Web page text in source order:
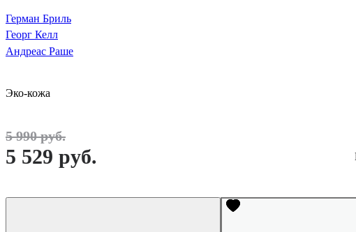
Герман Бриль
Георг Келл
Андреас Раше
Эко-кожа
5 990 руб.
5 529 руб.